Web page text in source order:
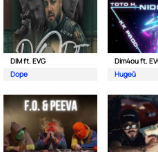
DIM ft. EVG
Dope
Dim4ou ft.
Нидей